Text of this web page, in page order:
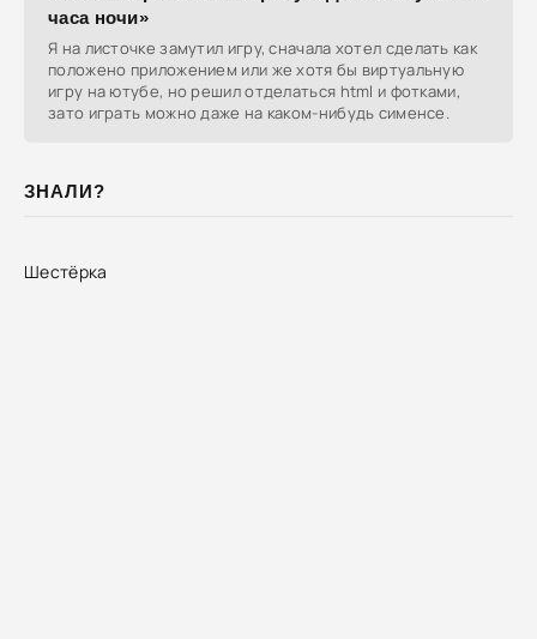
часа ночи»
Я на листочке замутил игру, сначала хотел сделать как
положено приложением или же хотя бы виртуальную
игру на ютубе, но решил отделаться html и фотками,
зато играть можно даже на каком-нибудь сименсе.
ЗНАЛИ?
Шестёрка